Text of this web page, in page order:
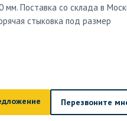
мм. Поставка со склада в
стыковка под размер
Перезвоните